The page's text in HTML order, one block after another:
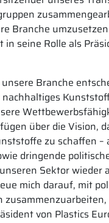
Branche
seine Rolle als
Branche
über die Vision,
zu schaffen
dringende
Sektor
mich darauf, mit
von Plastics